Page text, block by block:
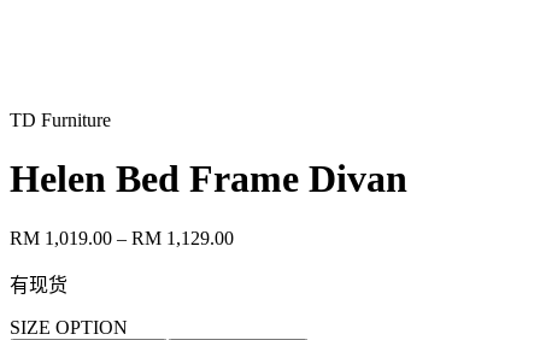
TD Furniture
Helen Bed Frame Divan
RM 1,019.00 – RM 1,129.00
有现货
SIZE OPTION